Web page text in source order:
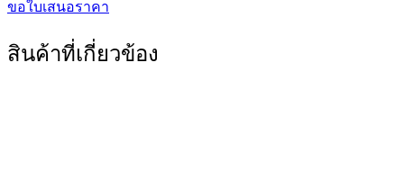
ขอใบเสนอราคา
สินค้าที่เกี่ยวข้อง